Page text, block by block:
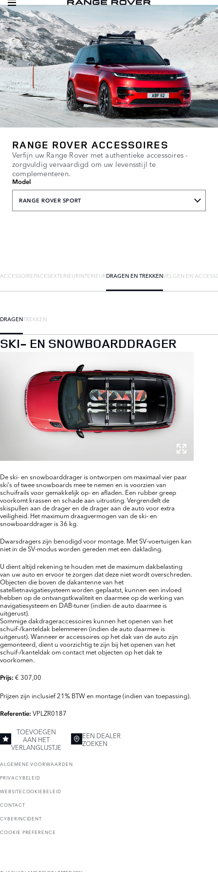
RANGE ROVER ACCESSOIRES
Verfijn uw Range Rover met authentieke accessoires -
zorgvuldig vervaardigd om uw levensstijl te
complementeren.
Model
RANGE ROVER SPORT
ACCESSOIREPACKSEXTERIEURINTERIEURDRAGEN EN TREKKENVELGEN EN
DRAGENTREKKEN
SKI- EN SNOWBOARDDRAGER
De ski- en snowboarddrager is ontworpen om maximaal vier paar
ski's of twee snowboards mee te nemen en is voorzien van
schuifrails voor gemakkelijk op- en afladen. Een rubber greep
voorkomt krassen en schade aan uitrusting. Vergrendelt de
skispullen aan de drager en de drager aan de auto voor extra
veiligheid. Het maximum draagvermogen van de ski- en
snowboarddrager is 36 kg.
Dwarsdragers zijn benodigd voor montage. Met SV-voertuigen kan
niet in de SV-modus worden gereden met een daklading.
U dient altijd rekening te houden met de maximum dakbelasting
van uw auto en ervoor te zorgen dat deze niet wordt overschreden.
Objecten die boven de dakantenne van het
satellietnavigatiesysteem worden geplaatst, kunnen een invloed
hebben op de ontvangstkwaliteit en daarmee op de werking van
navigatiesysteem en DAB-tuner (indien de auto daarmee is
uitgerust).
Sommige dakdrageraccessoires kunnen het openen van het
schuif-/kanteldak belemmeren (indien de auto daarmee is
uitgerust). Wanneer er accessoires op het dak van de auto zijn
gemonteerd, dient u voorzichtig te zijn bij het openen van het
schuif-/kanteldak om contact met objecten op het dak te
voorkomen.
Prijs: € 307,00
Prijzen zijn inclusief 21% BTW en montage (indien van toepassing).
Referentie: VPLZR0187
TOEVOEGEN
AAN HET
VERLANGLIJSTJE
EEN DEALER
ZOEKEN
ALGEMENE VOORWAARDEN
PRIVACYBELEID
WEBSITECOOKIEBELEID
CONTACT
CYBERINCIDENT
COOKIE PREFERENCE